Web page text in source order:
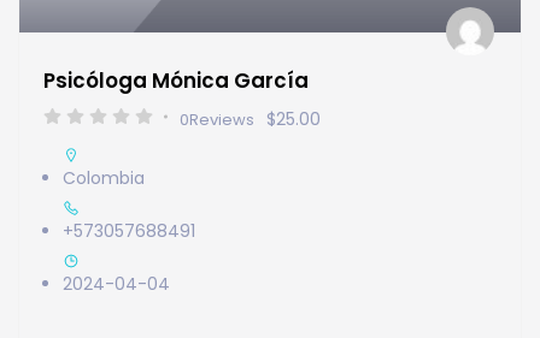
Psicóloga Mónica García
0Reviews $25.00
Colombia
+573057688491
2024-04-04